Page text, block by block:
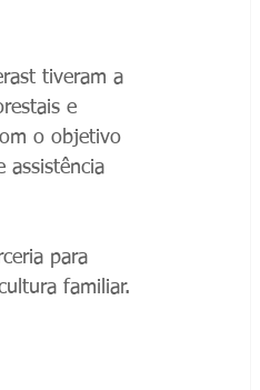
tiveram a
e
o objetivo
assistência
para
familiar.